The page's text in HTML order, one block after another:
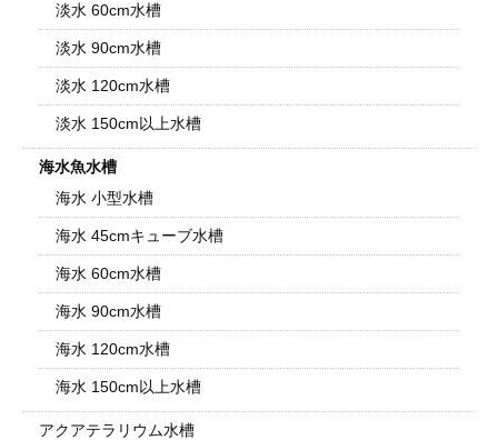
淡水 60cm水槽
淡水 90cm水槽
淡水 120cm水槽
淡水 150cm以上水槽
海水魚水槽
海水 小型水槽
海水 45cmキューブ水槽
海水 60cm水槽
海水 90cm水槽
海水 120cm水槽
海水 150cm以上水槽
アクアテラリウム水槽